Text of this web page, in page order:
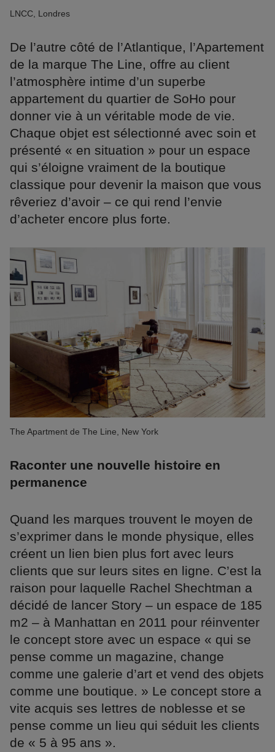
LNCC, Londres
De l’autre côté de l’Atlantique, l’Apartement
de la marque The Line, offre au client
l’atmosphère intime d’un superbe
appartement du quartier de SoHo pour
donner vie à un véritable mode de vie.
Chaque objet est sélectionné avec soin et
présenté « en situation » pour un espace
qui s’éloigne vraiment de la boutique
classique pour devenir la maison que vous
rêveriez d’avoir – ce qui rend l’envie
d’acheter encore plus forte.
The Apartment de The Line, New York
Raconter une nouvelle histoire en
permanence
Quand les marques trouvent le moyen de
s’exprimer dans le monde physique, elles
créent un lien bien plus fort avec leurs
clients que sur leurs sites en ligne. C’est la
raison pour laquelle Rachel Shechtman a
décidé de lancer Story – un espace de 185
m2 – à Manhattan en 2011 pour réinventer
le concept store avec un espace « qui se
pense comme un magazine, change
comme une galerie d’art et vend des objets
comme une boutique. » Le concept store a
vite acquis ses lettres de noblesse et se
pense comme un lieu qui séduit les clients
de « 5 à 95 ans ».